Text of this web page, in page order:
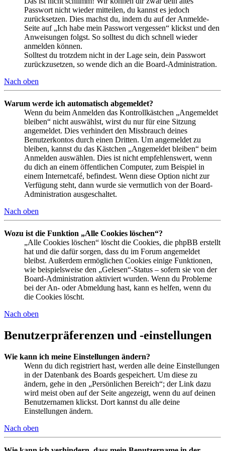
Passwort nicht wieder mitteilen, du kannst es jedoch
zurücksetzen. Dies machst du, indem du auf der Anmelde-
Seite auf „Ich habe mein Passwort vergessen“ klickst und den
Anweisungen folgst. So solltest du dich schnell wieder
anmelden können.
Solltest du trotzdem nicht in der Lage sein, dein Passwort
zurückzusetzen, so wende dich an die Board-Administration.
Nach oben
Warum werde ich automatisch abgemeldet?
Wenn du beim Anmelden das Kontrollkästchen „Angemeldet
bleiben“ nicht auswählst, wirst du nur für eine Sitzung
angemeldet. Dies verhindert den Missbrauch deines
Benutzerkontos durch einen Dritten. Um angemeldet zu
bleiben, kannst du das Kästchen „Angemeldet bleiben“ beim
Anmelden auswählen. Dies ist nicht empfehlenswert, wenn
du dich an einem öffentlichen Computer, zum Beispiel in
einem Internetcafé, befindest. Wenn diese Option nicht zur
Verfügung steht, dann wurde sie vermutlich von der Board-
Administration ausgeschaltet.
Nach oben
Wozu ist die Funktion „Alle Cookies löschen“?
„Alle Cookies löschen“ löscht die Cookies, die phpBB erstellt
hat und die dafür sorgen, dass du im Forum angemeldet
bleibst. Außerdem ermöglichen Cookies einige Funktionen,
wie beispielsweise den „Gelesen“-Status – sofern sie von der
Board-Administration aktiviert wurden. Wenn du Probleme
bei der An- oder Abmeldung hast, kann es helfen, wenn du
die Cookies löscht.
Nach oben
Benutzerpräferenzen und -einstellungen
Wie kann ich meine Einstellungen ändern?
Wenn du dich registriert hast, werden alle deine Einstellungen
in der Datenbank des Boards gespeichert. Um diese zu
ändern, gehe in den „Persönlichen Bereich“; der Link dazu
wird meist oben auf der Seite angezeigt, wenn du auf deinen
Benutzernamen klickst. Dort kannst du alle deine
Einstellungen ändern.
Nach oben